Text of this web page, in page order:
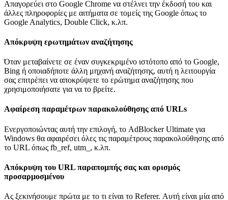
Απαγορεύει στο Google Chrome να στέλνει την έκδοσή του και
άλλες πληροφορίες με αιτήματα σε τομείς της Google όπως το
Google Analytics, Double Click, κ.λπ.
Απόκρυψη ερωτημάτων αναζήτησης
Όταν μεταβαίνετε σε έναν συγκεκριμένο ιστότοπο από το Google,
Bing ή οποιαδήποτε άλλη μηχανή αναζήτησης, αυτή η λειτουργία
σας επιτρέπει να αποκρύψετε το ερώτημα αναζήτησης που
χρησιμοποιήσατε για να το βρείτε.
Αφαίρεση παραμέτρων παρακολούθησης από URLs
Ενεργοποιώντας αυτή την επιλογή, το AdBlocker Ultimate για
Windows θα αφαιρέσει όλες τις παραμέτρους παρακολούθησης από
το URL όπως fb_ref, utm_, κ.λπ.
Απόκρυψη του URL παραπομπής σας και ορισμός
προσαρμοσμένου
Ας ξεκινήσουμε πρώτα με το τι είναι το Referer. Αυτή είναι μία από